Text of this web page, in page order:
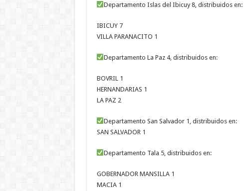
Departamento Islas del Ibicuy 8, distribuidos en:
IBICUY 7
VILLA PARANACITO 1
Departamento La Paz 4, distribuidos en:
BOVRIL 1
HERNANDARIAS 1
LA PAZ 2
Departamento San Salvador 1, distribuidos en:
SAN SALVADOR 1
Departamento Tala 5, distribuidos en:
GOBERNADOR MANSILLA 1
MACIA 1